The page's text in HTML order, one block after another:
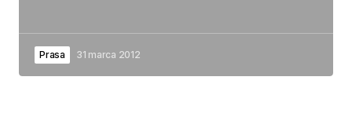
Prasa 31 marca 2012